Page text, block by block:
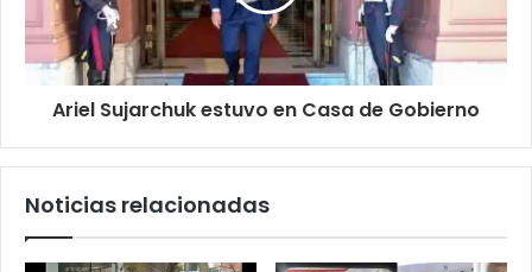
Ariel Sujarchuk estuvo en Casa de Gobierno
Noticias relacionadas